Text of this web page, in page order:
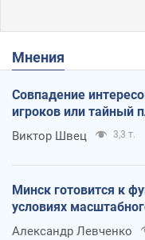
Мнения
Совпадение
игроков или тайный
Виктор Швец 3,3 т.
Минск готовится к
условиях
Александр Левченко